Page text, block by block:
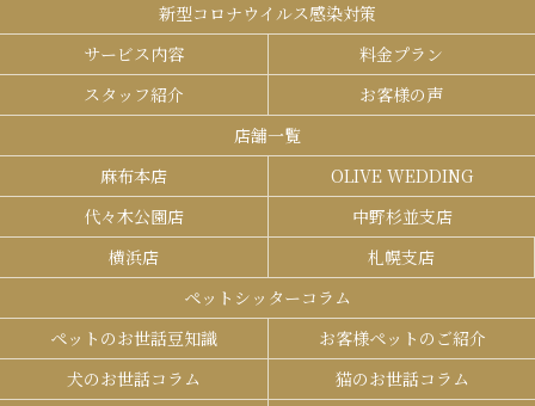
新型コロナウイルス感染対策
サービス内容
料金プラン
スタッフ紹介
お客様の声
店舗一覧
麻布本店
OLIVE WEDDING
代々木公園店
中野杉並支店
横浜店
札幌支店
ペットシッターコラム
ペットのお世話豆知識
お客様ペットのご紹介
犬のお世話コラム
猫のお世話コラム